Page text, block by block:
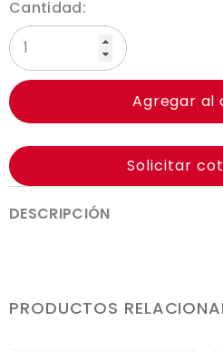
Cantidad:
Agregar al
Solicitar
DESCRIPCIÓN
PRODUCTOS